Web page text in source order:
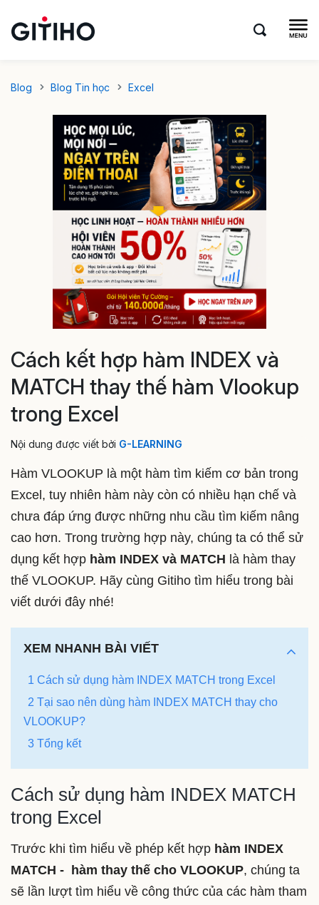
Blog Blog Tin học Excel
Cách kết hợp hàm INDEX và
MATCH thay thế hàm Vlookup
trong Excel
Nội dung được viết bởi G-LEARNING
Hàm VLOOKUP là một hàm tìm kiếm cơ bản trong
Excel, tuy nhiên hàm này còn có nhiều hạn chế và
chưa đáp ứng được những nhu cầu tìm kiếm nâng
cao hơn. Trong trường hợp này, chúng ta có thể sử
dụng kết hợp hàm INDEX và MATCH là hàm thay
thế VLOOKUP. Hãy cùng Gitiho tìm hiểu trong bài
viết dưới đây nhé!
XEM NHANH BÀI VIẾT
1 Cách sử dụng hàm INDEX MATCH trong Excel
2 Tại sao nên dùng hàm INDEX MATCH thay cho
VLOOKUP?
3 Tổng kết
Cách sử dụng hàm INDEX MATCH
trong Excel
Trước khi tìm hiểu về phép kết hợp hàm INDEX
MATCH - hàm thay thế cho VLOOKUP, chúng ta
sẽ lần lượt tìm hiểu về công thức của các hàm tham